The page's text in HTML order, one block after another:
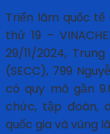
Triển lãm quốc
thứ 19 –
29/11/2024,
(SECC), 799
có quy mô gần
chức, tập đoàn,
quốc gia và vùng